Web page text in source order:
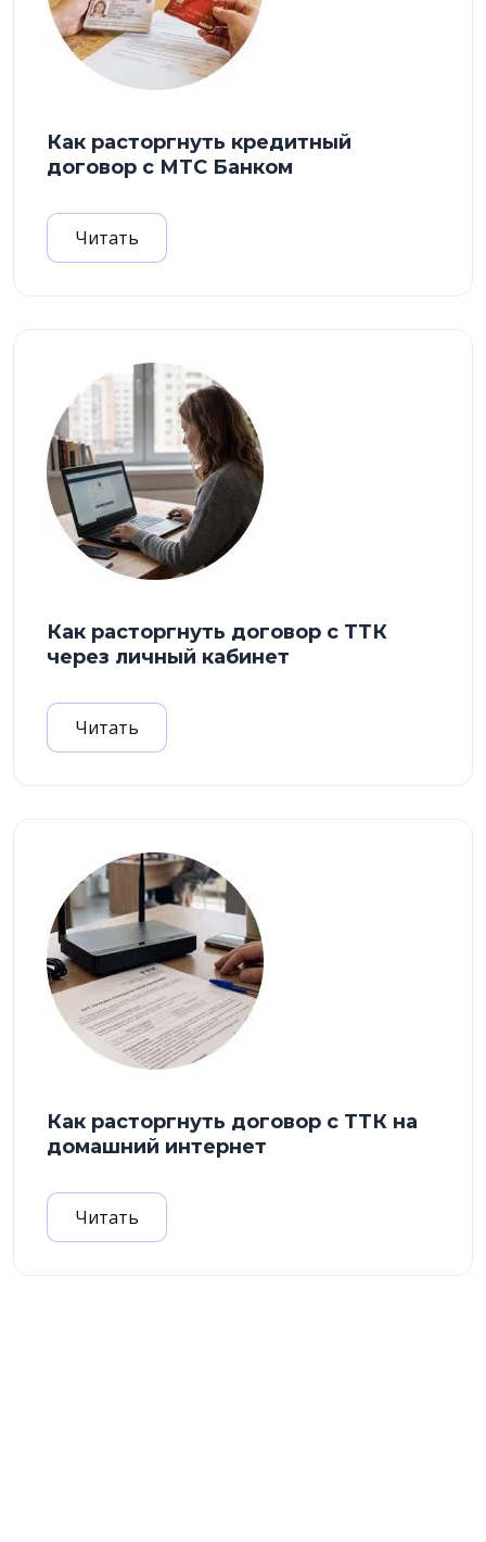
Как расторгнуть кредитный
договор с МТС Банком
Читать
Как расторгнуть договор с ТТК
через личный кабинет
Читать
Как расторгнуть договор с ТТК на
домашний интернет
Читать